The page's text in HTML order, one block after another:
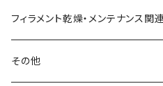
CPE（コポリエステル）
HIPS（スチレン系樹脂）
磁性
絶縁性
フィラメント径：1.75mm
フィラメント径：2.85mm
3D BROOKLYN
3DFuel
フィラメント乾燥・メンテナンス関
フィラメント乾燥機
その他